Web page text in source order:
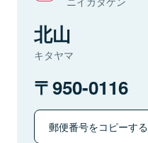
北山
キタヤマ
950-0116
郵便番号をコピーする